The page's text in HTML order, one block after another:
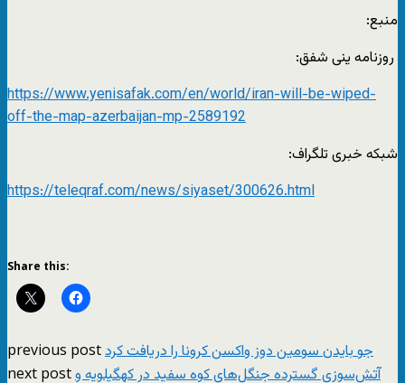
منبع:
روزنامه ینی شفق:
https://www.yenisafak.com/en/world/iran-will-be-wiped-
off-the-map-azerbaijan-mp-2589192
شبکه خبری تلگراف:
https://teleqraf.com/news/siyaset/300626.html
Share this:
previous postجو بایدن سومین دوز واکسن کرونا را دریافت کرد
next postآتش‌سوزی گسترده جنگل‌های کوه سفید در کهگیلویه و